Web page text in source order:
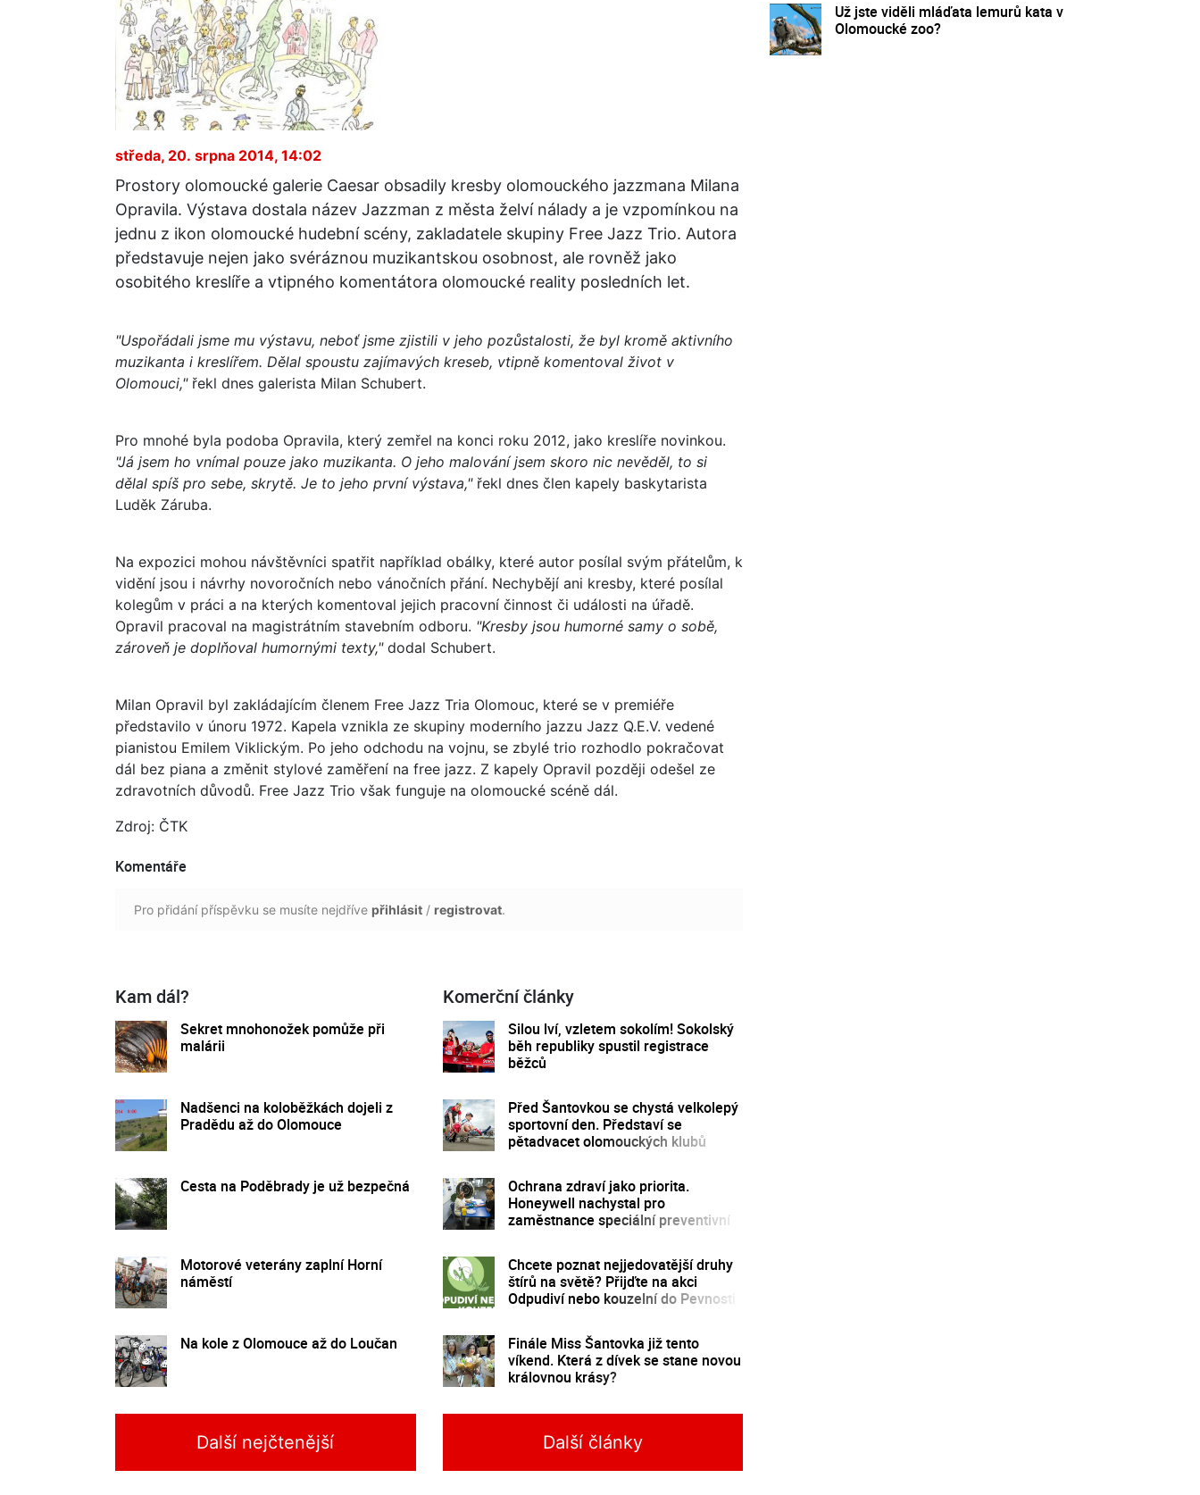
středa, 20. srpna 2014, 14:02
Prostory olomoucké galerie Caesar obsadily kresby olomouckého jazzmana Milana
Opravila. Výstava dostala název Jazzman z města želví nálady a je vzpomínkou na
jednu z ikon olomoucké hudební scény, zakladatele skupiny Free Jazz Trio. Autora
představuje nejen jako svéráznou muzikantskou osobnost, ale rovněž jako
osobitého kreslíře a vtipného komentátora olomoucké reality posledních let.
"Uspořádali jsme mu výstavu, neboť jsme zjistili v jeho pozůstalosti, že byl kromě aktivního
muzikanta i kreslířem. Dělal spoustu zajímavých kreseb, vtipně komentoval život v
Olomouci,"řekl dnes galerista Milan Schubert.
Pro mnohé byla podoba Opravila, který zemřel na konci roku 2012, jako kreslíře novinkou.
"Já jsem ho vnímal pouze jako muzikanta. O jeho malování jsem skoro nic nevěděl, to si
dělal spíš pro sebe, skrytě. Je to jeho první výstava," řekl dnes člen kapely baskytarista
Luděk Záruba.
Na expozici mohou návštěvníci spatřit například obálky, které autor posílal svým přátelům, k
vidění jsou i návrhy novoročních nebo vánočních přání. Nechybějí ani kresby, které posílal
kolegům v práci a na kterých komentoval jejich pracovní činnost či události na úřadě.
Opravil pracoval na magistrátním stavebním odboru. "Kresby jsou humorné samy o sobě,
zároveň je doplňoval humornými texty,"dodal Schubert.
Milan Opravil byl zakládajícím členem Free Jazz Tria Olomouc, které se v premiéře
představilo v únoru 1972. Kapela vznikla ze skupiny moderního jazzu Jazz Q.E.V. vedené
pianistou Emilem Viklickým. Po jeho odchodu na vojnu, se zbylé trio rozhodlo pokračovat
dál bez piana a změnit stylové zaměření na free jazz. Z kapely Opravil později odešel ze
zdravotních důvodů. Free Jazz Trio však funguje na olomoucké scéně dál.
Zdroj: ČTK
Komentáře
Pro přidání příspěvku se musíte nejdříve přihlásit / registrovat.
Kam dál?
Sekret mnohonožek pomůže při
malárii
Nadšenci na koloběžkách dojeli z
Pradědu až do Olomouce
Cesta na Poděbrady je už bezpečná
Motorové veterány zaplní Horní
náměstí
Na kole z Olomouce až do Loučan
Komerční články
Silou lví, vzletem sokolím! Sokolský
běh republiky spustil registrace
běžců
Před Šantovkou se chystá velkolepý
sportovní den. Představí se
pětadvacet olomouckých klubů
Ochrana zdraví jako priorita.
Honeywell nachystal pro
zaměstnance speciální preventivní
Chcete poznat nejjedovatější druhy
štírů na světě? Přijďte na akci
Odpudiví nebo kouzelní do Pevnosti
Finále Miss Šantovka již tento
víkend. Která z dívek se stane novou
královnou krásy?
Další nejčtenější Další články
Už jste viděli mláďata lemurů kata v
Olomoucké zoo?